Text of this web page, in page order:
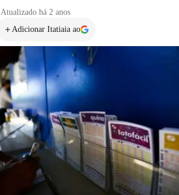
Atualizado há 2 anos
Adicionar Itatiaia ao